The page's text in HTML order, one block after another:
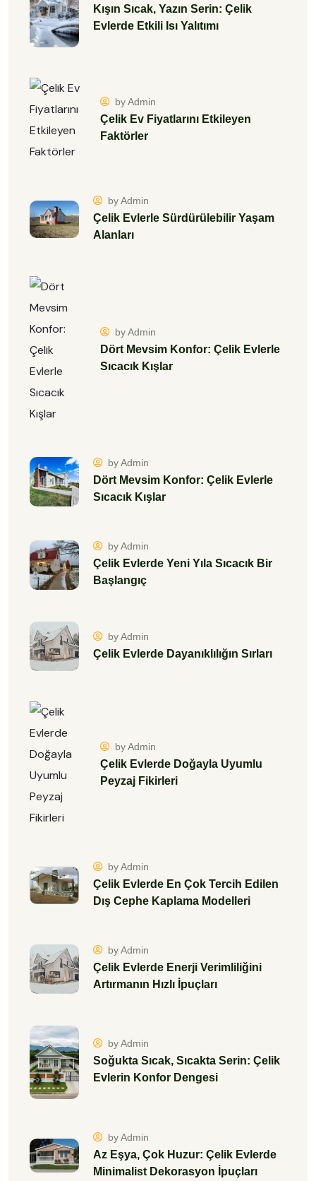
Kışın Sıcak, Yazın Serin: Çelik
Evlerde Etkili Isı Yalıtımı
by Admin
Çelik Ev Fiyatlarını Etkileyen
Faktörler
by Admin
Çelik Evlerle Sürdürülebilir Yaşam
Alanları
by Admin
Dört Mevsim Konfor: Çelik Evlerle
Sıcacık Kışlar
by Admin
Dört Mevsim Konfor: Çelik Evlerle
Sıcacık Kışlar
by Admin
Çelik Evlerde Yeni Yıla Sıcacık Bir
Başlangıç
by Admin
Çelik Evlerde Dayanıklılığın Sırları
by Admin
Çelik Evlerde Doğayla Uyumlu
Peyzaj Fikirleri
by Admin
Çelik Evlerde En Çok Tercih Edilen
Dış Cephe Kaplama Modelleri
by Admin
Çelik Evlerde Enerji Verimliliğini
Artırmanın Hızlı İpuçları
by Admin
Soğukta Sıcak, Sıcakta Serin: Çelik
Evlerin Konfor Dengesi
by Admin
Az Eşya, Çok Huzur: Çelik Evlerde
Minimalist Dekorasyon İpuçları